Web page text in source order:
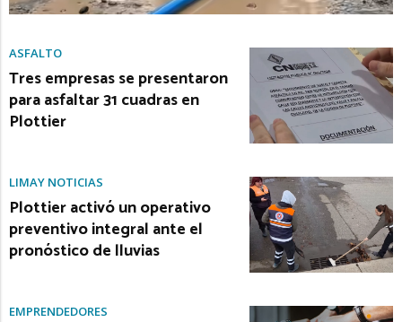
ASFALTO
Tres empresas se presentaron
para asfaltar 31 cuadras en
Plottier
LIMAY NOTICIAS
Plottier activó un operativo
preventivo integral ante el
pronóstico de lluvias
EMPRENDEDORES